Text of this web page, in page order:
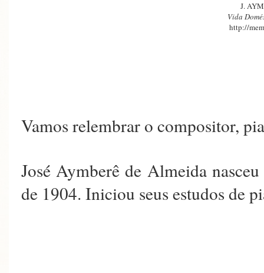
J.
Vida
http://
Vamos relembrar o compositor,
José Aymberê de Almeida
de 1904. Iniciou seus estudos